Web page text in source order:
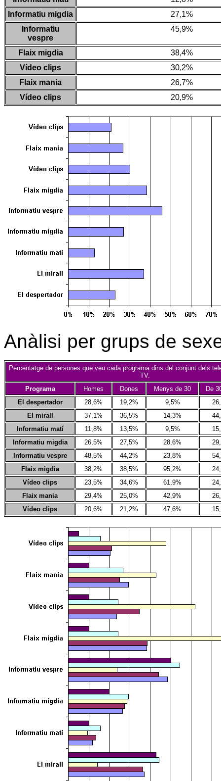
Informatiu migdia
27,1%
Informatiu
vespre
45,9%
Flaix migdia
38,4%
Vídeo clips
30,2%
Flaix mania
26,7%
Vídeo clips
20,9%
Anàlisi per grups de
Percentatge de persones que veu cada programa dins del conjunt dels
TV.
Programa
Homes Dones Menys de 30
De
El despertador
28,6% 19,2% 9,5%
El mirall
37,1% 36,5% 14,3%
Informatiu matí
11,8% 13,5% 9,5%
Informatiu migdia
26,5% 27,5% 28,6%
Informatiu vespre
48,5% 44,2% 23,8%
Flaix migdia
38,2% 38,5% 95,2%
Vídeo clips
23,5% 34,6% 61,9%
Flaix mania
29,4% 25,0% 42,9%
Vídeo clips
20,6% 21,2% 47,6%